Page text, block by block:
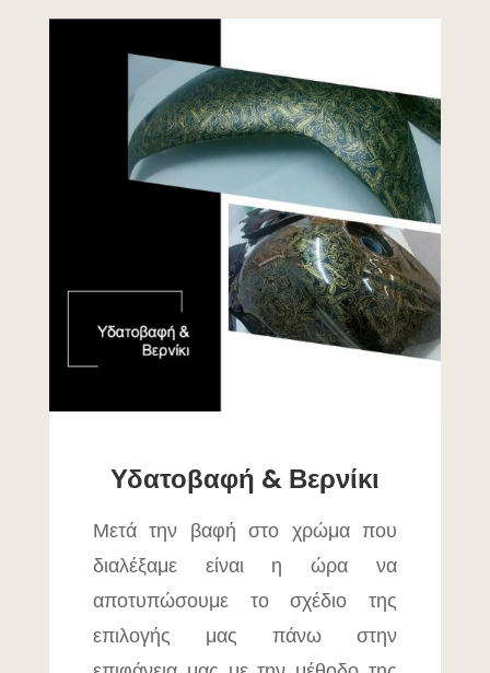
Υδατοβαφή & Βερνίκι
Μετά την βαφή στο χρώμα που
διαλέξαμε είναι η ώρα να
αποτυπώσουμε το σχέδιο της
επιλογής μας πάνω στην